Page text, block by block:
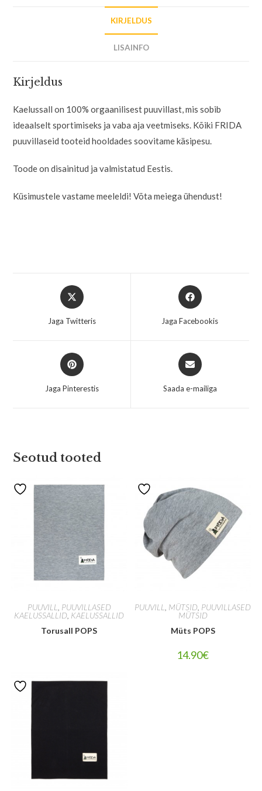
KIRJELDUS
LISAINFO
Kirjeldus
Kaelussall on 100% orgaanilisest puuvillast, mis sobib
ideaalselt sportimiseks ja vaba aja veetmiseks. Kõiki FRIDA
puuvillaseid tooteid hooldades soovitame käsipesu.
Toode on disainitud ja valmistatud Eestis.
Küsimustele vastame meeleldi! Võta meiega ühendust!
Jaga Twitteris Jaga Facebookis
Jaga Pinterestis Saada e-mailiga
Seotud tooted
PUUVILL
PUUVILLASED
KAELUSSALLID KAELUSSALLID
Torusall POPS
PUUVILL MÜTSID PUUVILLASED
MÜTSID
Müts POPS
14.90€